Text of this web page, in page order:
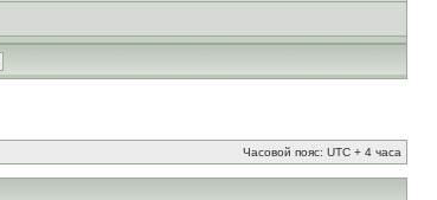
Часовой пояс: UTC + 4 часа